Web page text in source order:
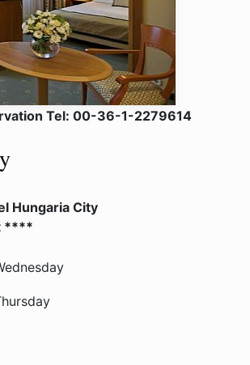
Tel: 00-36-1-2279614
Hungaria City
****